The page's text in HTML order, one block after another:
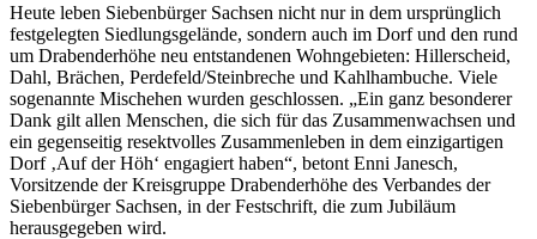
Heute leben Siebenbürger Sachsen nicht nur in dem ursprünglich
festgelegten Siedlungsgelände, sondern auch im Dorf und den rund
um Drabenderhöhe neu entstandenen Wohngebieten: Hillerscheid,
Dahl, Brächen, Perdefeld/Steinbreche und Kahlhambuche. Viele
sogenannte Mischehen wurden geschlossen. „Ein ganz besonderer
Dank gilt allen Menschen, die sich für das Zusammenwachsen und
ein gegenseitig resektvolles Zusammenleben in dem einzigartigen
Dorf ‚Auf der Höh‘ engagiert haben“, betont Enni Janesch,
Vorsitzende der Kreisgruppe Drabenderhöhe des Verbandes der
Siebenbürger Sachsen, in der Festschrift, die zum Jubiläum
herausgegeben wird.